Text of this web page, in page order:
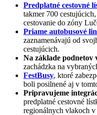
Predplatné cestovné
takmer 700
cestovanie do zóny
Priame autobusové
zaznamenávajú od
cestujúcich.
Na základe podnetov
zachádzka na
FestBusy, ktoré
boli posilnené aj v
Pripravujeme
predplatné cestovné
regionálnych vlakoch